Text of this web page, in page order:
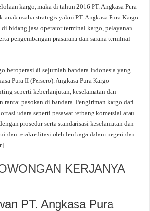
kargo, maka di tahun 2016 PT. Angkasa Pura
anak usaha strategis yakni PT. Angkasa Pura Kargo
bidang jasa operator terminal kargo, pelayanan
pengembangan prasarana dan sarana terminal
beroperasi di sejumlah bandara Indonesia yang
Pura II (Persero). Angkasa Pura Kargo
seperti keberlanjutan, keselamatan dan
rantai pasokan di bandara. Pengiriman kargo dari
udara seperti pesawat terbang komersial atau
prosedur serta standarisasi keselamatan dan
dan terakreditasi oleh lembaga dalam negeri dan
]
KERJANYA
PT. Angkasa Pura